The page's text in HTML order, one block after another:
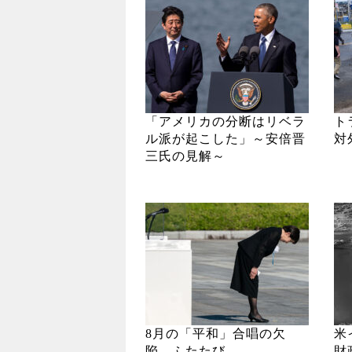
「アメリカの分断はリベラ
ル派が起こした」～安倍晋
三氏の見解～
対
8月の「平和」合唱の欠
米